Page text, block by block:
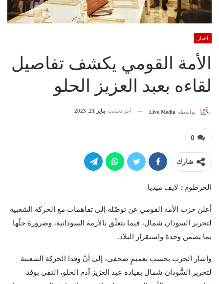
اخبار
الأمة القومي يكشف تفاصيل
لقاءه بعبد العزيز الحلو
بواسطة Live Media آخر تحديث يناير 21, 2023
0
شارك
الخرطوم : لايف ميديا
أعلن حزب الأمة القومي عن توصّله إلى تفاهمات مع الحركة الشعبية
لتحرير السودان شمال، فيما يتعلّق بالأزمة السودانية، وضرورة حلّها
بما يضمن وحدة واستقرار البلاد.
وأشار الحزب بحسب تعميمٍ صحفي، إلى أنّ وفدا الحركة الشعبية
لتحرير السُّودان شمال بقيادة عبد العزيز آدم الحلو، التقى بوفد